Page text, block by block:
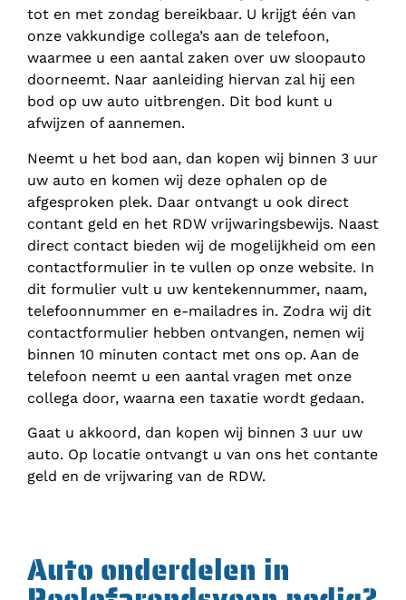
tot en met zondag bereikbaar. U krijgt één van
onze vakkundige collega’s aan de telefoon,
waarmee u een aantal zaken over uw sloopauto
doorneemt. Naar aanleiding hiervan zal hij een
bod op uw auto uitbrengen. Dit bod kunt u
afwijzen of aannemen.
Neemt u het bod aan, dan kopen wij binnen 3 uur
uw auto en komen wij deze ophalen op de
afgesproken plek. Daar ontvangt u ook direct
contant geld en het RDW vrijwaringsbewijs. Naast
direct contact bieden wij de mogelijkheid om een
contactformulier in te vullen op onze website. In
dit formulier vult u uw kentekennummer, naam,
telefoonnummer en e-mailadres in. Zodra wij dit
contactformulier hebben ontvangen, nemen wij
binnen 10 minuten contact met ons op. Aan de
telefoon neemt u een aantal vragen met onze
collega door, waarna een taxatie wordt gedaan.
Gaat u akkoord, dan kopen wij binnen 3 uur uw
auto. Op locatie ontvangt u van ons het contante
geld en de vrijwaring van de RDW.
Auto onderdelen in